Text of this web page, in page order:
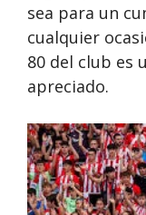
sea para un
cualquier
80 del club es
apreciado.